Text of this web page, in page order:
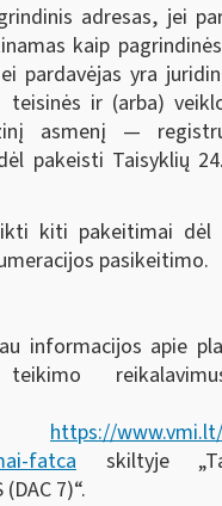
adresas, jei
kaip
pardavėjas yra
teisinės ir (arba)
asmenį —
pakeisti Taisyklių
kiti pakeitimai dėl
pasikeitimo.
informacijos apie
teikimo
https://
fatca skiltyje
7)“.